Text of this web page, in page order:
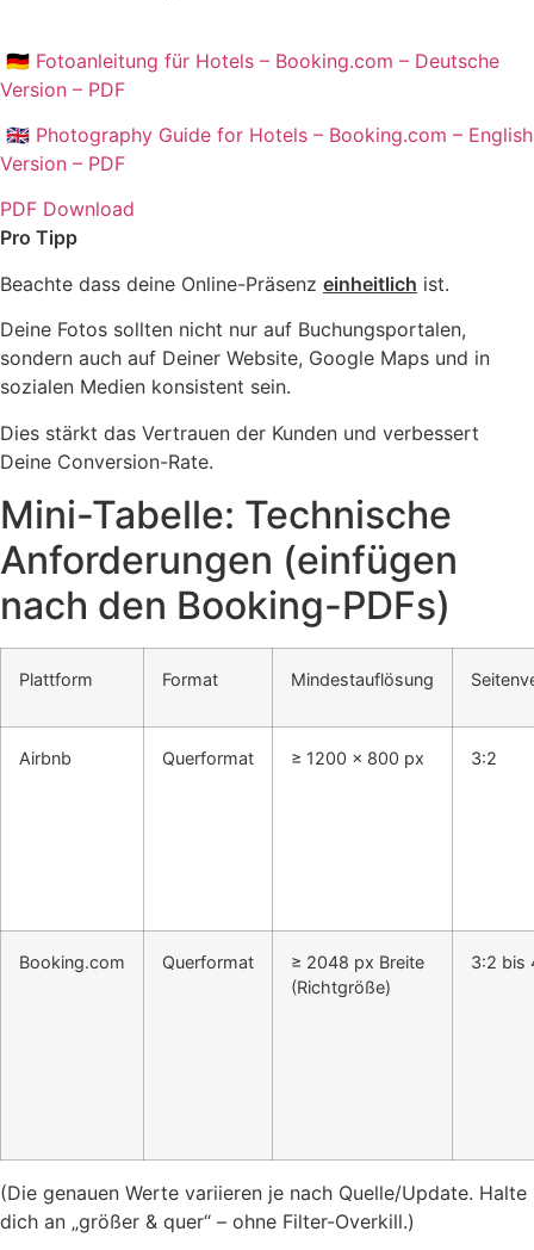
🇩🇪 Fotoanleitung für Hotels – Booking.com – Deutsche
Version – PDF
🇬🇧 Photography Guide for Hotels – Booking.com – English
Version – PDF
PDF Download
Pro Tipp
Beachte dass deine Online-Präsenz einheitlich ist.
Deine Fotos sollten nicht nur auf Buchungsportalen,
sondern auch auf Deiner Website, Google Maps und in
sozialen Medien konsistent sein.
Dies stärkt das Vertrauen der Kunden und verbessert
Deine Conversion-Rate.
Mini-Tabelle: Technische
Anforderungen (einfügen
nach den Booking-PDFs)
Plattform Format Mindestauflösung
Airbnb Querformat ≥ 1200 × 800 px 3:2
Booking.com Querformat
≥ 2048 px Breite
(Richtgröße)
3:2 bis
(Die genauen Werte variieren je nach Quelle/Update. Halte
dich an „größer & quer“ – ohne Filter-Overkill.)